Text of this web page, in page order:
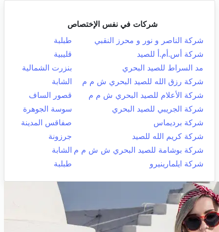
شركات في نفس الإختصاص
شركة الناصر و نور و محرز النقبي
طبلبة
شركة أس.أم.أ للصيد
قليبية
مد السراط للصيد البحري
بنزرت الشمالية
شركة رزق الله للصيد البحري ش م م
الشابة
شركة الأعلام للصيد البحري ش م م
قصور الساف
شركة الجريبي للصيد البحري
سوسة الجوهرة
شركة برديماس
صفاقس المدينة
شركة كريم الله للصيد
جرزونة
شركة بوشامة للصيد البحري ش ش م م الشابة
شركة ايلمارينيرو
طبلبة